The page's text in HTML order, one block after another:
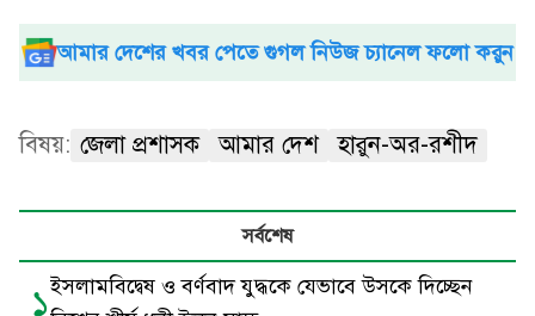
আমার দেশের খবর পেতে গুগল নিউজ চ্যানেল ফলো করুন
বিষয়: জেলা প্রশাসক আমার দেশ হারুন-অর-রশীদ
সর্বশেষ
১ইসলামবিদ্বেষ ও বর্ণবাদ যুদ্ধকে যেভাবে উসকে দিচ্ছেন